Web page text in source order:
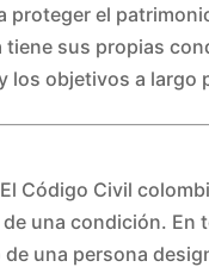
el
sus propias
los objetivos a largo
Código Civil
una condición.
una persona